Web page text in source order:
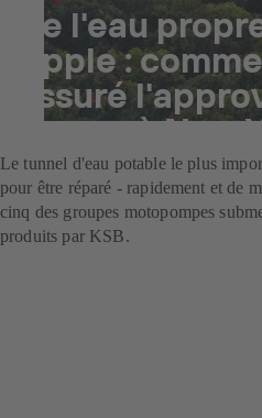
De l'eau
Apple :
assuré
en eau à New
Le tunnel d'eau potable le plus
pour être réparé - rapidement et de
cinq des groupes motopompes
produits par KSB.